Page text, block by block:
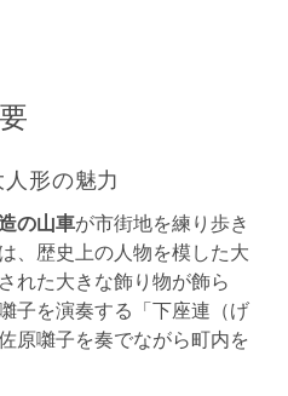
形の魅力
の山車が市街地を練り歩き
、歴史上の人物を模した大
れた大きな飾り物が飾ら
子を演奏する「下座連（げ
原囃子を奏でながら町内を